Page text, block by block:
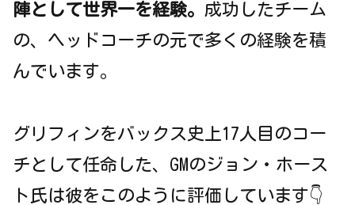
陣として世界一を経験。 成功したチーム
の、ヘッドコーチの元で多くの経験を積
んでいます。
グリフィンをバックス史上17人目のコー
チとして任命した、GMのジョン・ホース
ト氏は彼をこのように評価しています👇